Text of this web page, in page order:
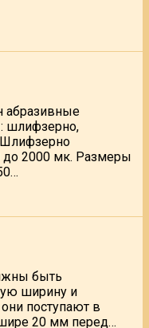
абразивные
шлифзерно,
до 2000 мк. Размеры
быть
ширину и
поступают в
20 мм перед…